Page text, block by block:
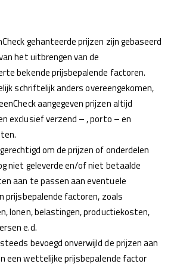
gehanteerde prijzen zijn gebaseerd
het uitbrengen van de
bekende prijsbepalende factoren.
schriftelijk anders overeengekomen,
aangegeven prijzen altijd
exclusief verzend – , porto – en
om de prijzen of onderdelen
niet geleverde en/of niet betaalde
aan te passen aan eventuele
prijsbepalende factoren, zoals
lonen, belastingen, productiekosten,
e.d.
bevoegd onverwijld de prijzen aan
een wettelijke prijsbepalende factor